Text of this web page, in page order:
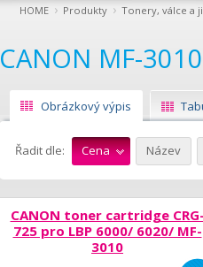
HOME › Produkty › Tonery, válce a
CANON MF-3010
Obrázkový výpis
Řadit dle: Cena Název
CANON toner cartridge
725 pro LBP 6000/ 6020/ MF-
3010